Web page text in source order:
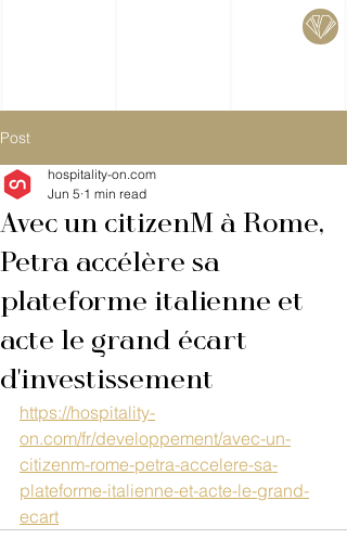
Post
Avec un citizenM à Rome,
Petra accélère sa
plateforme italienne et
acte le grand écart
d'investissement
hospitality-on.com
Jun 5 1 min read
https://hospitality-
on.com/fr/developpement/avec-un-
citizenm-rome-petra-accelere-sa-
plateforme-italienne-et-acte-le-grand-
ecart